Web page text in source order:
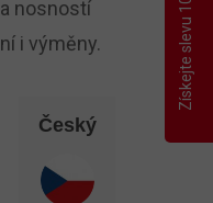
nosností
i výměny.
Český
Získejte slevu 100 Kč